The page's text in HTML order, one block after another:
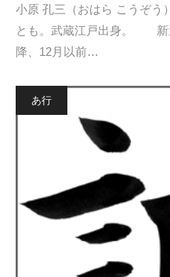
小原 孔三（おはら こうぞ
とも。武蔵江戸出身。 新
降、12月以前…
あ行